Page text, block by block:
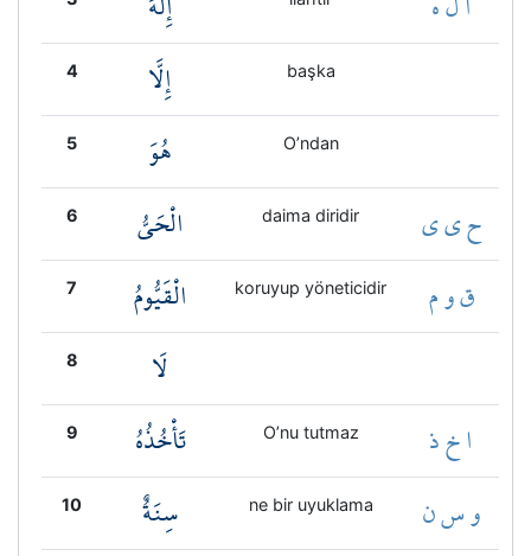
4 إِلَّا başka
5 هُوَ O’ndan
6 الْحَيُّ daima diridir ح ي ي
7 الْقَيُّومُ koruyup yöneticidir ق و م
8 لَا
9 تَأْخُذُهُ O’nu tutmaz ا خ ذ
10 سِنَةٌ ne bir uyuklama و س ن